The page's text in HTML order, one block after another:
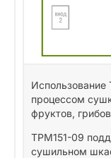
процессом
фруктов,
ТРМ151-09
сушильном